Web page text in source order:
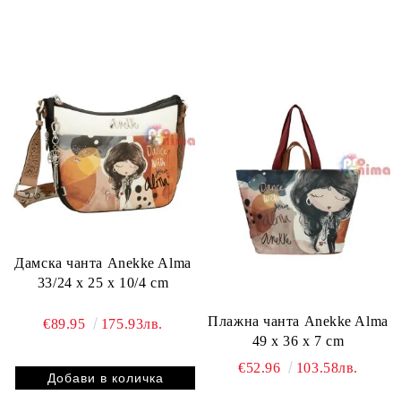
Дамска чанта Anekke Alma
33/24 x 25 x 10/4 cm
€89.95 175.93лв.
Плажна чанта Anekke Alma
49 x 36 x 7 cm
€52.96
103.58лв.